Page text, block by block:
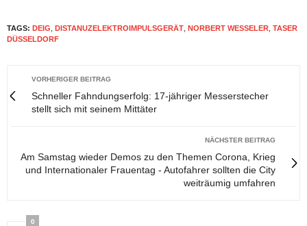
TAGS: DEIG DISTANUZELEKTROIMPULSGERÄT NORBERT WESSELER TASER
DÜSSELDORF
VORHERIGER BEITRAG
Schneller Fahndungserfolg: 17-jähriger Messerstecher
stellt sich mit seinem Mittäter
NÄCHSTER BEITRAG
Am Samstag wieder Demos zu den Themen Corona, Krieg
und Internationaler Frauentag - Autofahrer sollten die City
weiträumig umfahren
0